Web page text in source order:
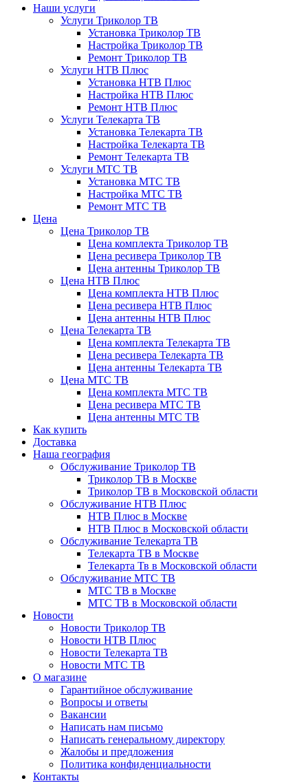
Наши услуги
Услуги Триколор ТВ
Установка Триколор ТВ
Настройка Триколор ТВ
Ремонт Триколор ТВ
Услуги НТВ Плюс
Установка НТВ Плюс
Настройка НТВ Плюс
Ремонт НТВ Плюс
Услуги Телекарта ТВ
Установка Телекарта ТВ
Настройка Телекарта ТВ
Ремонт Телекарта ТВ
Услуги МТС ТВ
Установка МТС ТВ
Настройка МТС ТВ
Ремонт МТС ТВ
Цена
Цена Триколор ТВ
Цена комплекта Триколор ТВ
Цена ресивера Триколор ТВ
Цена антенны Триколор ТВ
Цена НТВ Плюс
Цена комплекта НТВ Плюс
Цена ресивера НТВ Плюс
Цена антенны НТВ Плюс
Цена Телекарта ТВ
Цена комплекта Телекарта ТВ
Цена ресивера Телекарта ТВ
Цена антенны Телекарта ТВ
Цена МТС ТВ
Цена комплекта МТС ТВ
Цена ресивера МТС ТВ
Цена антенны МТС ТВ
Как купить
Доставка
Наша география
Обслуживание Триколор ТВ
Триколор ТВ в Москве
Триколор ТВ в Московской области
Обслуживание НТВ Плюс
НТВ Плюс в Москве
НТВ Плюс в Московской области
Обслуживание Телекарта ТВ
Телекарта ТВ в Москве
Телекарта Тв в Московской области
Обслуживание МТС ТВ
МТС ТВ в Москве
МТС ТВ в Московской области
Новости
Новости Триколор ТВ
Новости НТВ Плюс
Новости Телекарта ТВ
Новости МТС ТВ
О магазине
Гарантийное обслуживание
Вопросы и ответы
Вакансии
Написать нам письмо
Написать генеральному директору
Жалобы и предложения
Политика конфиденциальности
Контакты